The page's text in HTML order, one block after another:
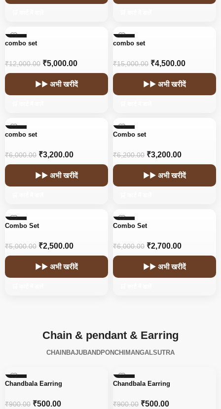
-58%
combo set
₹12,000.00 ₹5,000.00
▶▶ अभी खरीदें
-70%
combo set
₹15,000.00 ₹4,500.00
▶▶ अभी खरीदें
-47%
combo set
₹6,000.00 ₹3,200.00
▶▶ अभी खरीदें
-48%
Combo set
₹6,200.00 ₹3,200.00
▶▶ अभी खरीदें
-50%
Combo Set
₹5,000.00 ₹2,500.00
▶▶ अभी खरीदें
-55%
Combo Set
₹6,000.00 ₹2,700.00
▶▶ अभी खरीदें
Chain & pendant & Earring
CHAIN BAJUBANDPONCHI MANGALSUTRA
-44%
Chandbala Earring
₹900.00 ₹500.00
-44%
Chandbala Earring
₹900.00 ₹500.00